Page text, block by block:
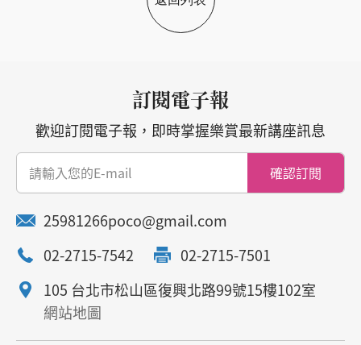
訂閱電子報
歡迎訂閱電子報，即時掌握樂賞最新講座訊息
確認訂閱
25981266poco@gmail.com
02-2715-7542
02-2715-7501
105 台北市松山區復興北路99號15樓102室
網站地圖